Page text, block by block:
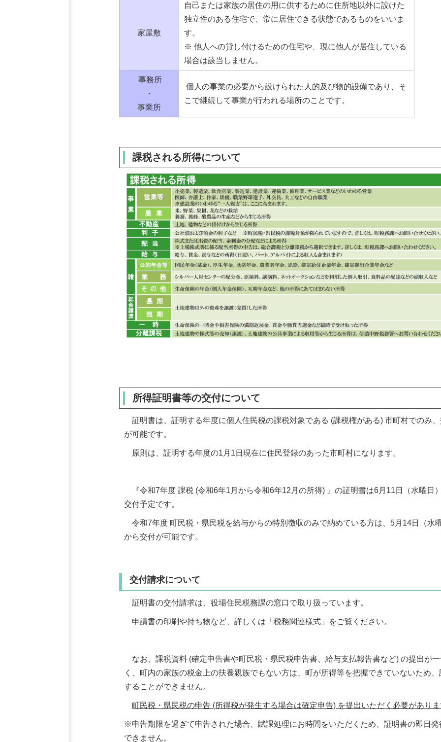
家屋敷
自己または家族の居住の用に供するために住所地以外に設けた
独立性のある住宅で、常に居住できる状態であるものをいいま
す。
※ 他人への貸し付けるための住宅や、現に他人が居住している
場合は該当しません。
事務所
・
事業所
個人の事業の必要から設けられた人的及び物的設備であり、そ
こで継続して事業が行われる場所のことです。
課税される所得について
所得証明書等の交付について
証明書は、証明する年度に個人住民税の課税対象である (課税権がある) 市町村でのみ
が可能です。
原則は、証明する年度の1月1日現在に住民登録のあった市町村になります。
『令和7年度 課税 (令和6年1月から令和6年12月の所得) 』の証明書は6月11日（水曜日
交付予定です。
令和7年度 町民税・県民税を給与からの特別徴収のみで納めている方は、5月14日（水
から交付が可能です。
交付請求について
証明書の交付請求は、役場住民税務課の窓口で取り扱っています。
申請書の印刷や持ち物など、詳しくは 「税務関連様式」 をご覧ください。
なお、課税資料 (確定申告書や町民税・県民税申告書、給与支払報告書など) の提出が
く、町内の家族の税金上の扶養親族でもない方は、町が所得等を把握できていないため、
することができません。
町民税・県民税の申告 (所得税が発生する場合は確定申告) を提出いただく必要があり
※申告期限を過ぎて申告された場合、賦課処理にお時間をいただくため、証明書の即日発
できません。